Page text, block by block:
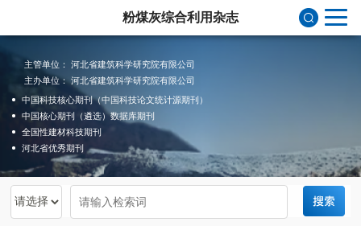
粉煤灰综合利用杂志
主管单位： 河北省建筑科学研究院有限公司
主办单位： 河北省建筑科学研究院有限公司
中国科技核心期刊（中国科技论文统计源期刊）
中国核心期刊（遴选）数据库期刊
全国性建材科技期刊
河北省优秀期刊